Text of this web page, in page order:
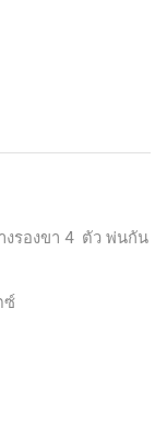
งรองขา 4 ตัว พ่นกัน
ซ์